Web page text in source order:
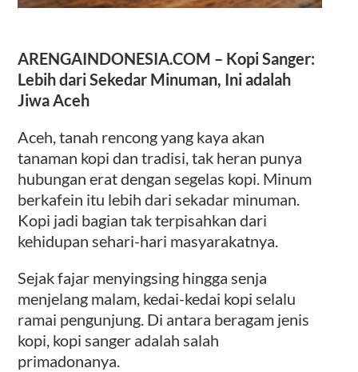
ARENGAINDONESIA.COM – Kopi Sanger:
Lebih dari Sekedar Minuman, Ini adalah
Jiwa Aceh
Aceh, tanah rencong yang kaya akan
tanaman kopi dan tradisi, tak heran punya
hubungan erat dengan segelas kopi. Minum
berkafein itu lebih dari sekadar minuman.
Kopi jadi bagian tak terpisahkan dari
kehidupan sehari-hari masyarakatnya.
Sejak fajar menyingsing hingga senja
menjelang malam, kedai-kedai kopi selalu
ramai pengunjung. Di antara beragam jenis
kopi, kopi sanger adalah salah
primadonanya.